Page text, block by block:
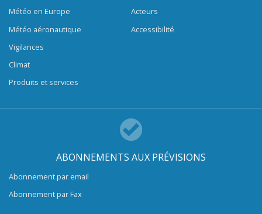
Météo en Europe
Météo aéronautique
Vigilances
Climat
Produits et services
Acteurs
Accessibilité
ABONNEMENTS AUX PRÉVISIONS
Abonnement par email
Abonnement par Fax